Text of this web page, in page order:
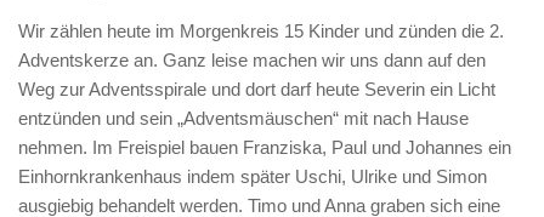
Nachmittagsgruppe
Anfahrt
Kosten, Beiträge und Mitgliedschaft
Kindergarten
Wir zählen heute im Morgenkreis 15 Kinder und zünden die 2.
Adventskerze an. Ganz leise machen wir uns dann auf den
Weg zur Adventsspirale und dort darf heute Severin ein Licht
entzünden und sein „Adventsmäuschen“ mit nach Hause
nehmen. Im Freispiel bauen Franziska, Paul und Johannes ein
Einhornkrankenhaus indem später Uschi, Ulrike und Simon
ausgiebig behandelt werden. Timo und Anna graben sich eine